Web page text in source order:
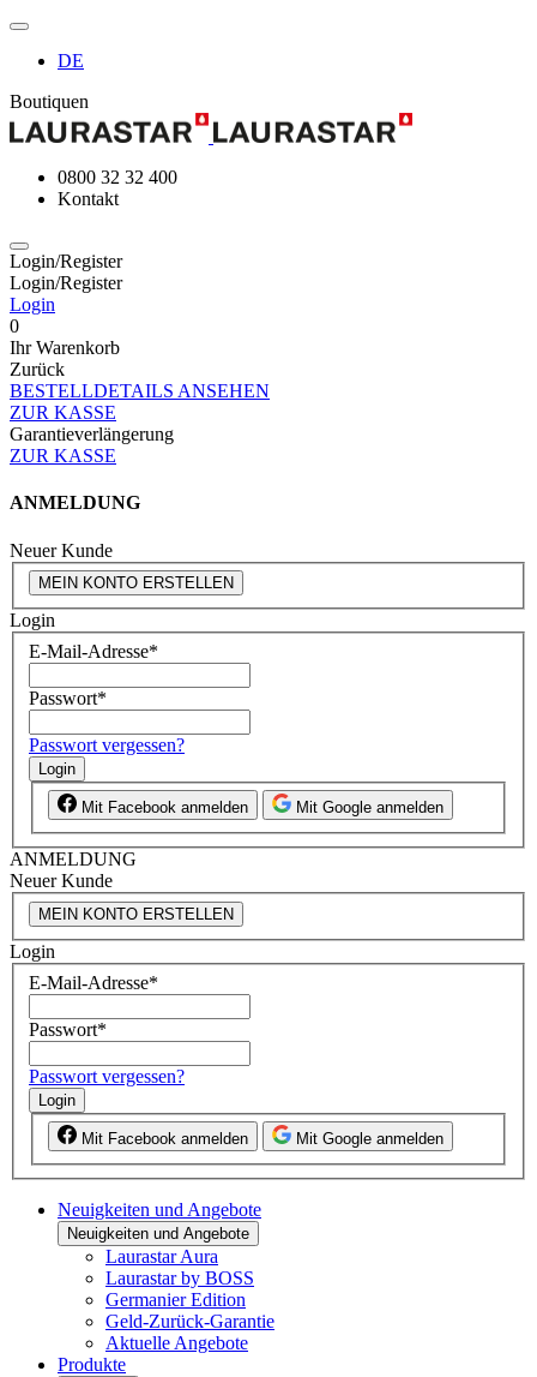
DE
Boutiquen
0800 32 32 400
Kontakt
Login/Register
Login/Register
Login
0
Ihr Warenkorb
Zurück
BESTELLDETAILS ANSEHEN
ZUR KASSE
Garantieverlängerung
ZUR KASSE
ANMELDUNG
Neuer Kunde
MEIN KONTO ERSTELLEN
Login
E-Mail-Adresse*
Passwort*
Passwort vergessen?
Login
Mit Facebook anmelden Mit Google anmelden
ANMELDUNG
Neuer Kunde
MEIN KONTO ERSTELLEN
Login
E-Mail-Adresse*
Passwort*
Passwort vergessen?
Login
Mit Facebook anmelden Mit Google anmelden
Neuigkeiten und Angebote
Neuigkeiten und Angebote
Laurastar Aura
Laurastar by BOSS
Germanier Edition
Geld-Zurück-Garantie
Aktuelle Angebote
Produkte